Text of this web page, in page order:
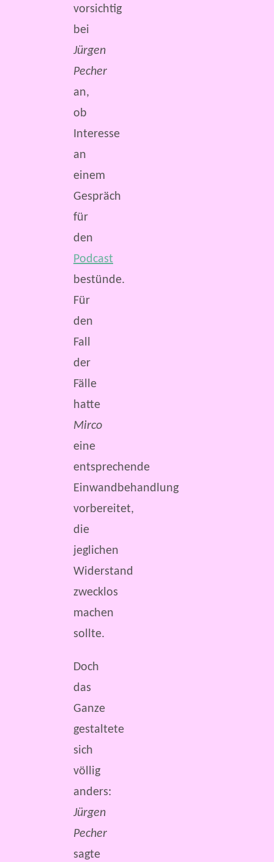
vorsichtig
bei
Jürgen
Pecher
an,
ob
Interesse
an
einem
Gespräch
für
den
Podcast
bestünde.
Für
den
Fall
der
Fälle
hatte
Mirco
eine
entsprechende
Einwandbehandlung
vorbereitet,
die
jeglichen
Widerstand
zwecklos
machen
sollte.
Doch
das
Ganze
gestaltete
sich
völlig
anders:
Jürgen
Pecher
sagte